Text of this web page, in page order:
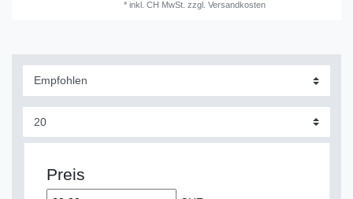
*inkl. CH MwSt. zzgl.Versandkosten
Preis